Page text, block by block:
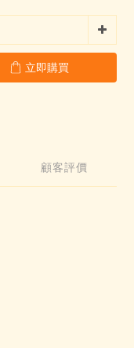
立即購買
顧客評價